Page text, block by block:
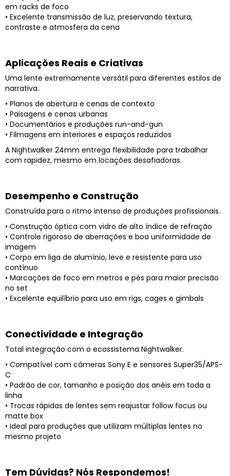
em racks de foco
• Excelente transmissão de luz, preservando textura,
contraste e atmosfera da cena
Aplicações Reais e Criativas
Uma lente extremamente versátil para diferentes estilos de
narrativa.
• Planos de abertura e cenas de contexto
• Paisagens e cenas urbanas
• Documentários e produções run-and-gun
• Filmagens em interiores e espaços reduzidos
A Nightwalker 24mm entrega flexibilidade para trabalhar
com rapidez, mesmo em locações desafiadoras.
Desempenho e Construção
Construída para o ritmo intenso de produções profissionais.
• Construção óptica com vidro de alto índice de refração
• Controle rigoroso de aberrações e boa uniformidade de
imagem
• Corpo em liga de alumínio, leve e resistente para uso
contínuo
• Marcações de foco em metros e pés para maior precisão
no set
• Excelente equilíbrio para uso em rigs, cages e gimbals
Conectividade e Integração
Total integração com o ecossistema Nightwalker.
• Compatível com câmeras Sony E e sensores Super35/APS-
C
• Padrão de cor, tamanho e posição dos anéis em toda a
linha
• Trocas rápidas de lentes sem reajustar follow focus ou
matte box
• Ideal para produções que utilizam múltiplas lentes no
mesmo projeto
Tem Dúvidas? Nós Respondemos!